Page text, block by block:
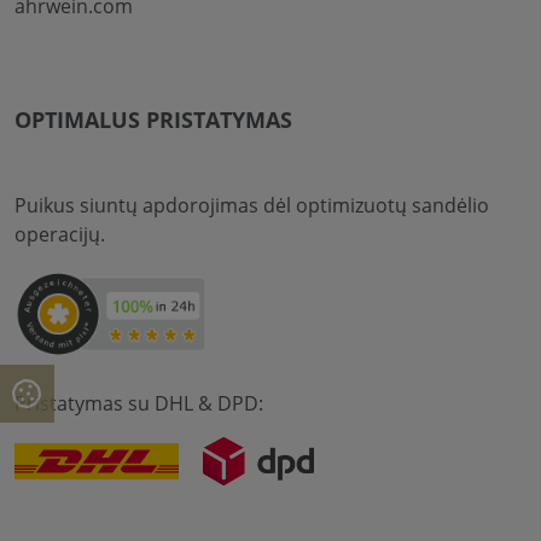
ahrwein.com
OPTIMALUS PRISTATYMAS
Puikus siuntų apdorojimas dėl optimizuotų sandėlio
operacijų.
Pristatymas su DHL & DPD: